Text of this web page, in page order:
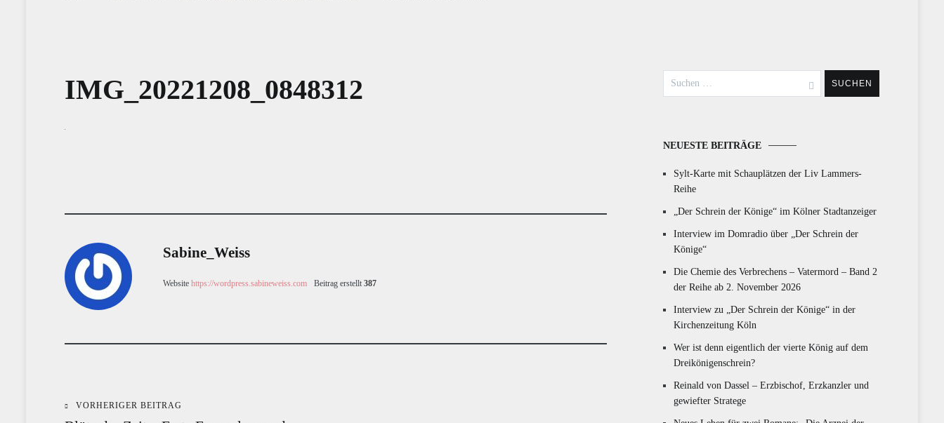
IMG_20221208_0848312
Sabine_Weiss
Website https://wordpress.sabineweiss.com Beitrag erstellt 387
Beitragsnavigation
VORHERIGER BEITRAG
nach:
NEUESTE BEITRÄGE
Sylt-Karte mit Schauplätzen der Liv Lammers-
Reihe
„Der Schrein der Könige“ im Kölner Stadtanzeiger
Interview im Domradio über „Der Schrein der
Könige“
Die Chemie des Verbrechens – Vatermord – Band 2
der Reihe ab 2. November 2026
Interview zu „Der Schrein der Könige“ in der
Kirchenzeitung Köln
Wer ist denn eigentlich der vierte König auf dem
Dreikönigenschrein?
Reinald von Dassel – Erzbischof, Erzkanzler und
gewiefter Stratege